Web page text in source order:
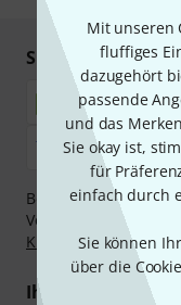
Mit unseren
fluffiges
dazugehört
passende
und das
Sie okay ist,
für
einfach durch
Sie können
über die
Sicher einkaufen
Bezahlen Sie
Vorkasse, PayPal,
Klarna Ratenzahlung
Ihre Vorteile